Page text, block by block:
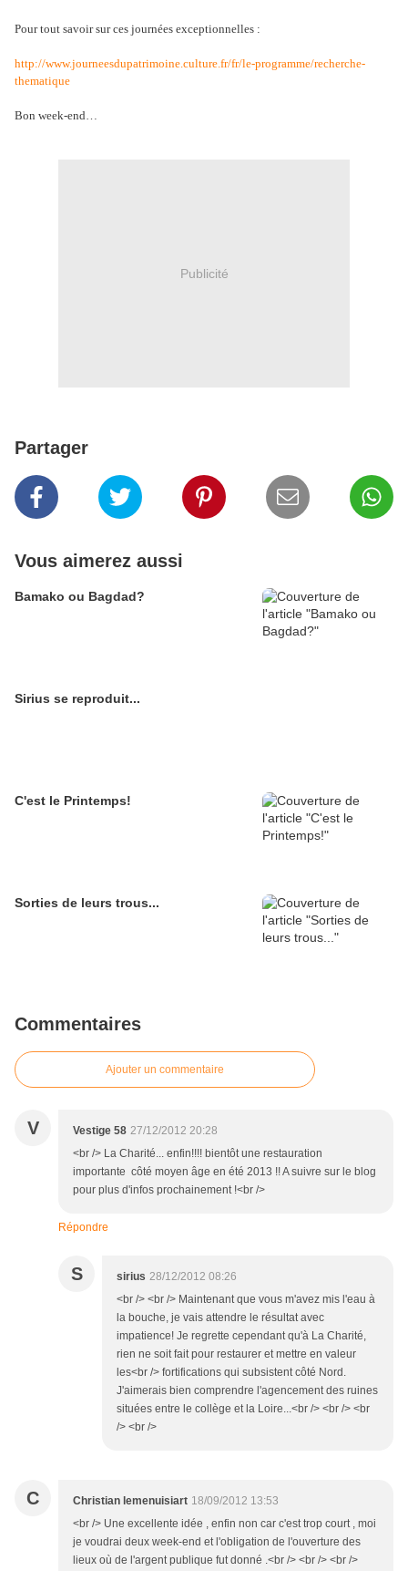
Pour tout savoir sur ces journées exceptionnelles :
http://www.journeesdupatrimoine.culture.fr/fr/le-programme/recherche-
thematique
Bon week-end…
Publicité
Partager
Vous aimerez aussi
Bamako ou Bagdad?
Sirius se reproduit...
C'est le Printemps!
Sorties de leurs trous...
Commentaires
Ajouter un commentaire
V Vestige 58 27/12/2012 20:28
<br /> La Charité... enfin!!!! bientôt une restauration
importante côté moyen âge en été 2013 !! A suivre sur le blog
pour plus d'infos prochainement !<br />
Répondre
S sirius 28/12/2012 08:26
<br /> <br /> Maintenant que vous m'avez mis l'eau à
la bouche, je vais attendre le résultat avec
impatience! Je regrette cependant qu'à La Charité,
rien ne soit fait pour restaurer et mettre en valeur
les<br /> fortifications qui subsistent côté Nord.
J'aimerais bien comprendre l'agencement des ruines
situées entre le collège et la Loire...<br /> <br /> <br
/> <br />
C Christian lemenuisiart 18/09/2012 13:53
<br /> Une excellente idée , enfin non car c'est trop court , moi
je voudrai deux week-end et l'obligation de l'ouverture des
lieux où de l'argent publique fut donné .<br /> <br /> <br />